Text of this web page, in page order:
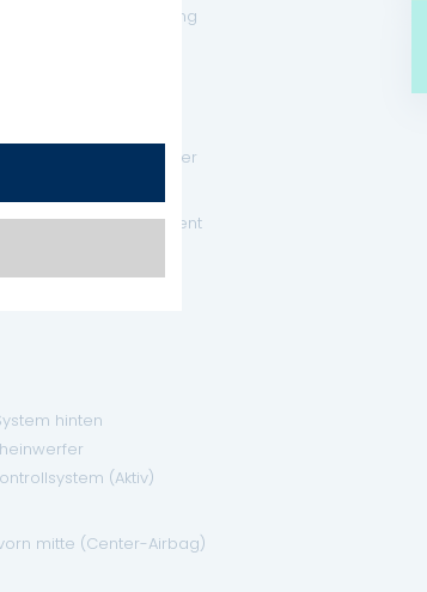
mit Fernbedienung
System: Abstandswarner
Fernlichtassistent
hinten
(Aktiv)
mitte (Center-Airbag)